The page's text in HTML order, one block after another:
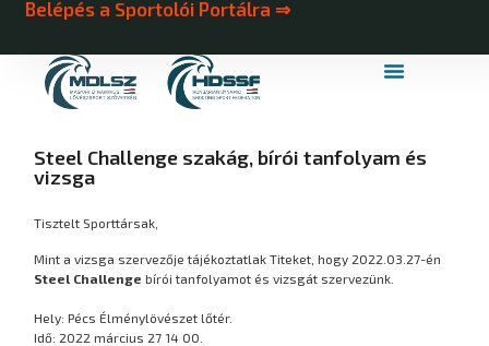
Belépés a Sportolói Portálra ⇒
Steel Challenge szakág, bírói tanfolyam és
vizsga
Tisztelt Sporttársak,
Mint a vizsga szervezője tájékoztatlak Titeket, hogy 2022.03.27-én
Steel Challengebírói tanfolyamot és vizsgát szervezünk.
Hely: Pécs Élménylövészet lőtér.
Idő: 2022 március 27 14 00.